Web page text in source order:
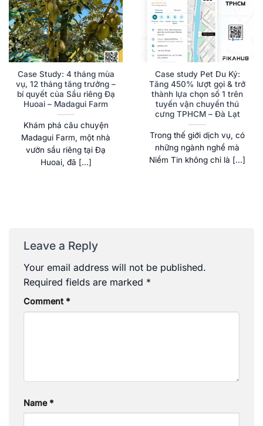
Case Study: 4 tháng mùa
vụ, 12 tháng tăng trưởng –
bí quyết của Sầu riêng Đạ
Huoai – Madagui Farm
Khám phá câu chuyện
Madagui Farm, một nhà
vườn sầu riêng tại Đạ
Huoai, đã [...]
Case study Pet Du Ký:
Tăng 450% lượt gọi & trở
thành lựa chọn số 1 trên
tuyến vận chuyển thú
cưng TPHCM – Đà Lạt
Trong thế giới dịch vụ, có
những ngành nghề mà
Niềm Tin không chỉ là [...]
Leave a Reply
Your email address will not be published.
Required fields are marked *
Comment *
Name *